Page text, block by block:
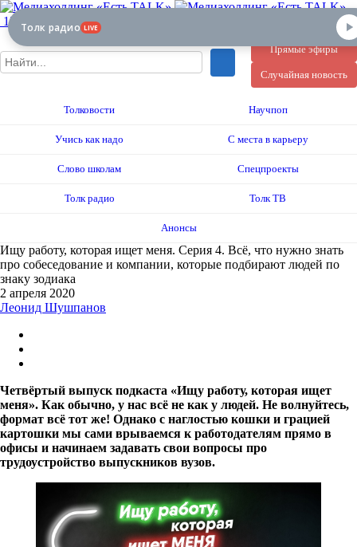
12+
Прямые эфиры
Случайная новость
Толковости Научпоп
Учись как надо С места в карьеру
Слово школам Спецпроекты
Толк радио Толк ТВ
Анонсы
Ищу работу, которая ищет меня. Серия 4. Всё, что нужно знать
про собеседование и компании, которые подбирают людей по
знаку зодиака
2 апреля 2020
Леонид Шушпанов
Четвёртый выпуск подкаста «Ищу работу, которая ищет
меня». Как обычно, у нас всё не как у людей. Не волнуйтесь,
формат всё тот же! Однако с наглостью кошки и грацией
картошки мы сами врываемся к работодателям прямо в
офисы и начинаем задавать свои вопросы про
трудоустройство выпускников вузов.
Толк радио LIVE